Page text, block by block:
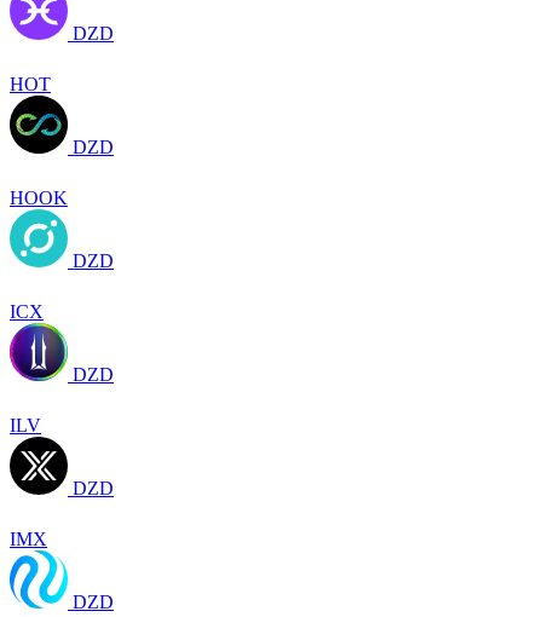
DZD
HOT
DZD
HOOK
DZD
ICX
DZD
ILV
DZD
IMX
DZD